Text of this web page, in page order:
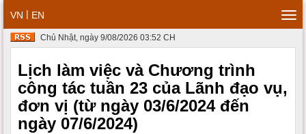
VN | EN
Chủ Nhật, ngày 9/08/2026 03:52 CH
Lịch làm việc và Chương trình
công tác tuần 23 của Lãnh đạo vụ,
đơn vị (từ ngày 03/6/2024 đến
ngày 07/6/2024)